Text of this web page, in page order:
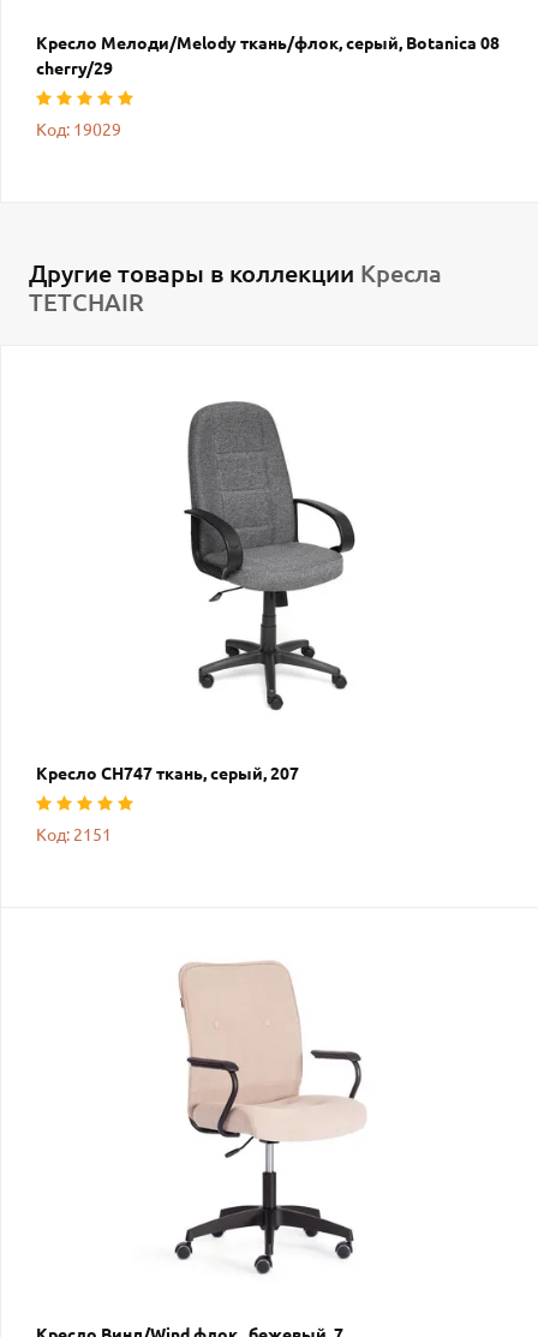
Кресло Мелоди/Melody ткань/флок, серый, Botanica 08
cherry/29
Код: 19029
Другие товары в коллекции Кресла
TETCHAIR
Кресло СН747 ткань, серый, 207
Код: 2151